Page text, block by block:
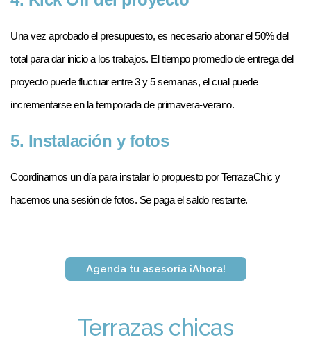
Una vez aprobado el presupuesto, es necesario abonar el 50% del
total para dar inicio a los trabajos. El tiempo promedio de entrega del
proyecto puede fluctuar entre 3 y 5 semanas, el cual puede
incrementarse en la temporada de primavera-verano.
5. Instalación y fotos
Coordinamos un día para instalar lo propuesto por TerrazaChic y
hacemos una sesión de fotos. Se paga el saldo restante.
Agenda tu asesoría ¡Ahora!
Terrazas chicas